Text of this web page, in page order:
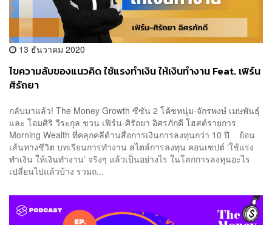
13 ธันวาคม 2020
ไขความลับของแนวคิด ใช้แรงทำเงิน ให้เงินทำงาน Feat. เฟิร์น
ศิรัถยา
กลับมาแล้ว! The Money Growth ซีซัน 2 โค้ชหนุ่ม-จักรพงษ์ เมษพันธุ์
และ โอมศิริ วีระกุล ชวน เฟิร์น-ศิรัถยา อิศรภักดี โฮสต์รายการ
Morning Wealth ที่คลุกคลีด้านสื่อการเงินการลงทุนกว่า 10 ปี ย้อน
เส้นทางชีวิต บทเรียนการทำงาน สไตล์การลงทุน คอนเซปต์ ‘ใช้แรง
ทำเงิน ให้เงินทำงาน’ จริงๆ แล้วเป็นอย่างไร ในโลกการลงทุนอะไร
เปลี่ยนไปแล้วบ้าง รวมถ...